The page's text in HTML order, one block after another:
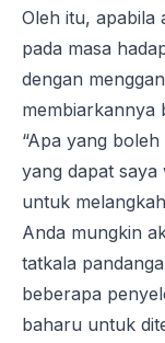
Oleh itu, apabila
pada masa
dengan
membiarkannya
“Apa yang
yang dapat
untuk
Anda mungkin
tatkala
beberapa
baharu untuk